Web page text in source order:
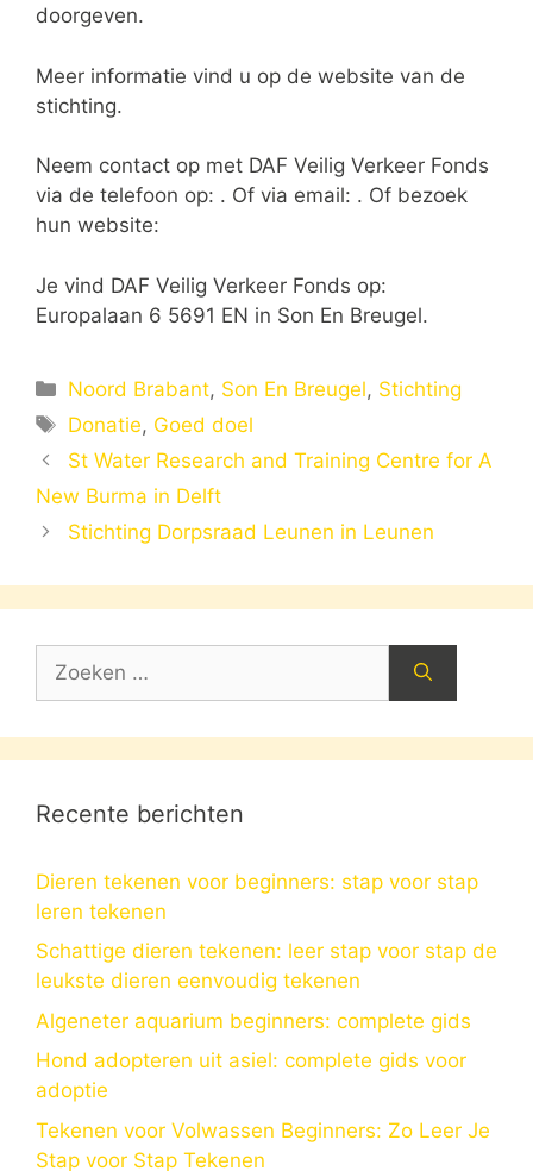
doorgeven.
Meer informatie vind u op de website van de
stichting.
Neem contact op met DAF Veilig Verkeer Fonds
via de telefoon op: . Of via email: . Of bezoek
hun website:
Je vind DAF Veilig Verkeer Fonds op:
Europalaan 6 5691 EN in Son En Breugel.
Categorieën
Noord Brabant, Son En Breugel, Stichting
Tags
Donatie, Goed doel
St Water Research and Training Centre for A
New Burma in Delft
Stichting Dorpsraad Leunen in Leunen
naar:
Recente berichten
Dieren tekenen voor beginners: stap voor stap
leren tekenen
Schattige dieren tekenen: leer stap voor stap de
leukste dieren eenvoudig tekenen
Algeneter aquarium beginners: complete gids
Hond adopteren uit asiel: complete gids voor
adoptie
Tekenen voor Volwassen Beginners: Zo Leer Je
Stap voor Stap Tekenen